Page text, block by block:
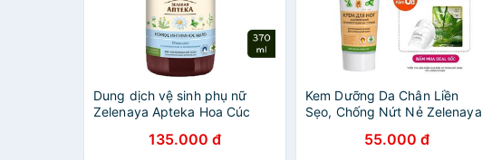
Dung dịch vệ sinh phụ nữ
Zelenaya Apteka Hoa Cúc
135.000 đ
Kem Dưỡng Da Chân Liền
Sẹo, Chống Nứt Nẻ Zelenaya
55.000 đ